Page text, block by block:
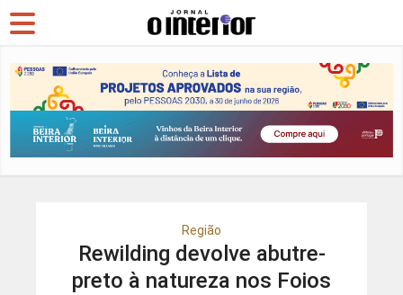
Região
Rewilding devolve abutre-
preto à natureza nos Foios